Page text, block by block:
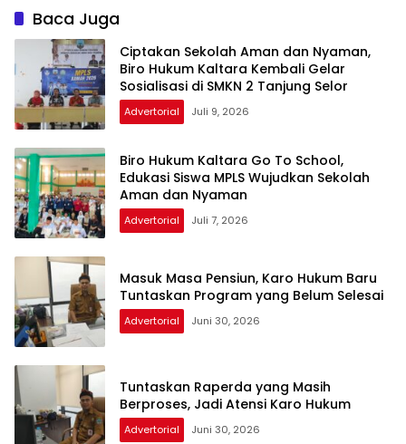
undangan
Baca Juga
Ciptakan Sekolah Aman dan Nyaman,
Biro Hukum Kaltara Kembali Gelar
Sosialisasi di SMKN 2 Tanjung Selor
Advertorial Juli 9, 2026
Biro Hukum Kaltara Go To School,
Edukasi Siswa MPLS Wujudkan Sekolah
Aman dan Nyaman
Advertorial Juli 7, 2026
Masuk Masa Pensiun, Karo Hukum Baru
Tuntaskan Program yang Belum Selesai
Advertorial Juni 30, 2026
Tuntaskan Raperda yang Masih
Berproses, Jadi Atensi Karo Hukum
Advertorial Juni 30, 2026